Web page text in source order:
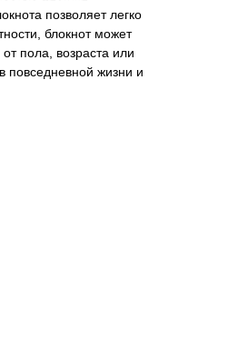
позволяет легко
блокнот может
пола, возраста или
повседневной жизни и